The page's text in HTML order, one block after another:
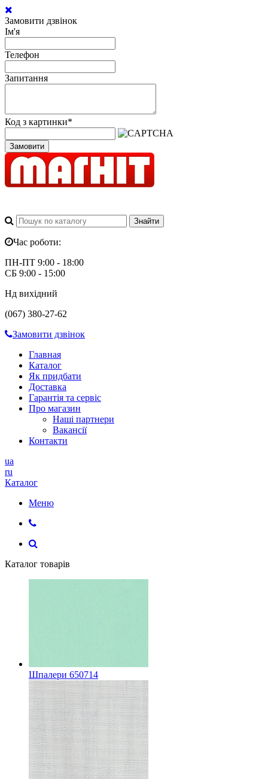
Замовити дзвінок
Ім'я
Телефон
Запитання
Код з картинки*
Замовити
Час роботи:
ПН-ПТ 9:00 - 18:00
СБ 9:00 - 15:00
Нд вихідний
(067) 380-27-62
Замовити дзвінок
Главная
Каталог
Як придбати
Доставка
Гарантія та сервіс
Про магазин
Наші партнери
Вакансії
Контакти
ua
ru
Каталог
Меню
Каталог товарів
Шпалери 650714